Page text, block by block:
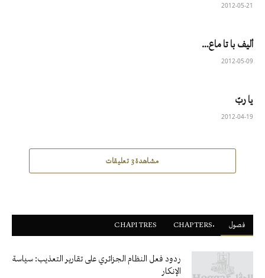
2012-05-21
أليف با تا ماع…
2012-05-09
يا ربّ
2012-04-19
مشاهدة 3 تعليقات
فصول CHAPITRES
ردود فعل النظام الجزائري على تقارير التعذيب: سياسة
الإنكار